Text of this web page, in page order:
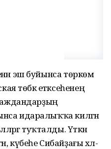
эш буйынса төркөм
төбәк етәксеһенең
идаралыҡҡа килгән
туҡталды. Үткән
күбеһе Сибайҙағы хәл-